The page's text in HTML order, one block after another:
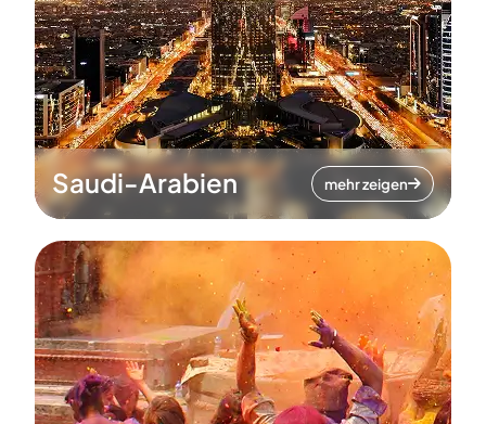
Saudi-Arabien mehr zeigen